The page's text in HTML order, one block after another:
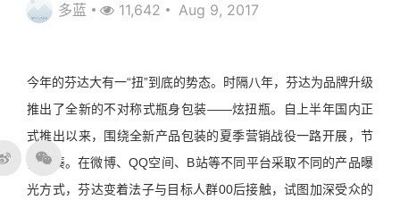
多蓝 11,642 Aug 9, 2017
今年的芬达大有一“扭”到底的势态。时隔八年，芬达为品牌升级
推出了全新的不对称式瓶身包装——炫扭瓶。自上半年国内正
式推出以来，围绕全新产品包装的夏季营销战役一路开展，节
奏紧凑。在微博、QQ空间、B站等不同平台采取不同的产品曝
光方式，芬达变着法子与目标人群00后接触，试图加深受众的